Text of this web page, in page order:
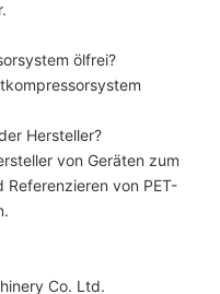
ölfrei?
Hersteller?
von Geräten zum
Referenzieren von PET-
Co. Ltd.